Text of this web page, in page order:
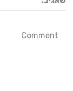
Comment